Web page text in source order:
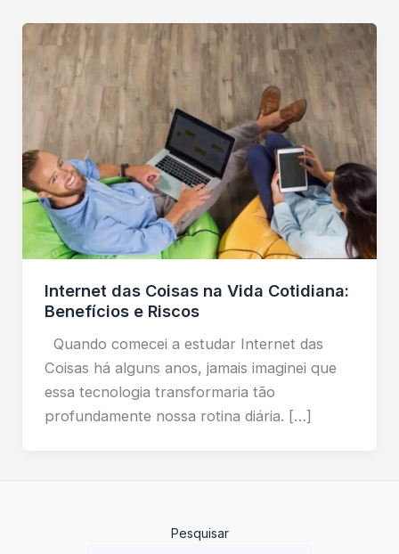
Internet das Coisas na Vida Cotidiana:
Benefícios e Riscos
Quando comecei a estudar Internet das
Coisas há alguns anos, jamais imaginei que
essa tecnologia transformaria tão
profundamente nossa rotina diária. […]
Pesquisar